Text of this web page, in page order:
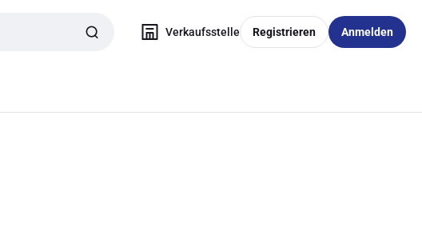
Verkaufsstelle Registrieren Anmelden